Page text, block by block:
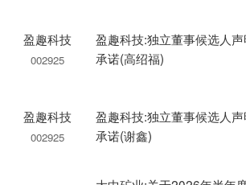
盈趣科技
002925
盈趣科技:独立董事候选人
承诺(高绍福)
盈趣科技
002925
盈趣科技:独立董事候选人
承诺(谢鑫)